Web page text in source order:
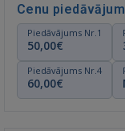
Cenu
Piedāvājums Nr.1
50,00€
Piedāvājums Nr.4
60,00€